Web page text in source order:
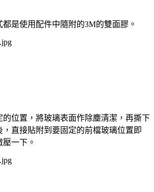
是使用配件中隨附的3M的雙面膠。
的位置，將玻璃表面作除塵清潔，再撕下
，直接貼附到要固定的前檔玻璃位置即
一下。